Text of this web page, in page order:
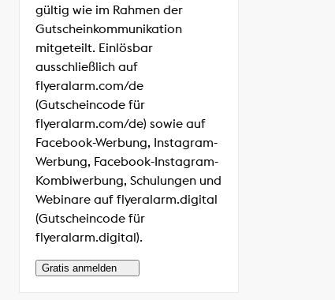
gültig wie im Rahmen der
Gutscheinkommunikation
mitgeteilt. Einlösbar
ausschließlich auf
flyeralarm.com/de
(Gutscheincode für
flyeralarm.com/de) sowie auf
Facebook-Werbung, Instagram-
Werbung, Facebook-Instagram-
Kombiwerbung, Schulungen und
Webinare auf flyeralarm.digital
(Gutscheincode für
flyeralarm.digital).
Gratis anmelden